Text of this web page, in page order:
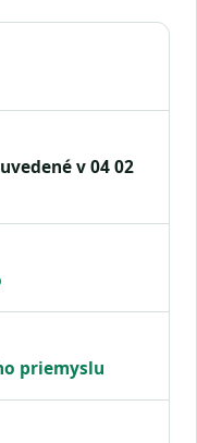
v 04 02
priemyslu